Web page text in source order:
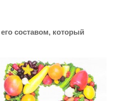
составом, который